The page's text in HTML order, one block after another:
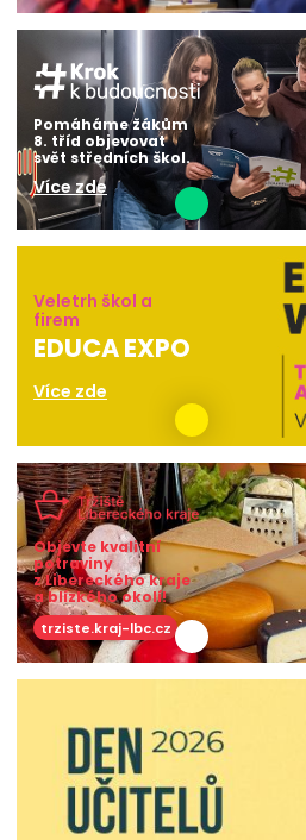
Pomáháme žákům
8. tříd objevovat
svět středních škol.
Více zde
Veletrh škol a
firem
EDUCA EXPO
Více zde
Objevte kvalitní
potraviny
z Libereckého kraje
a blízkého okolí!
trziste.kraj-lbc.cz